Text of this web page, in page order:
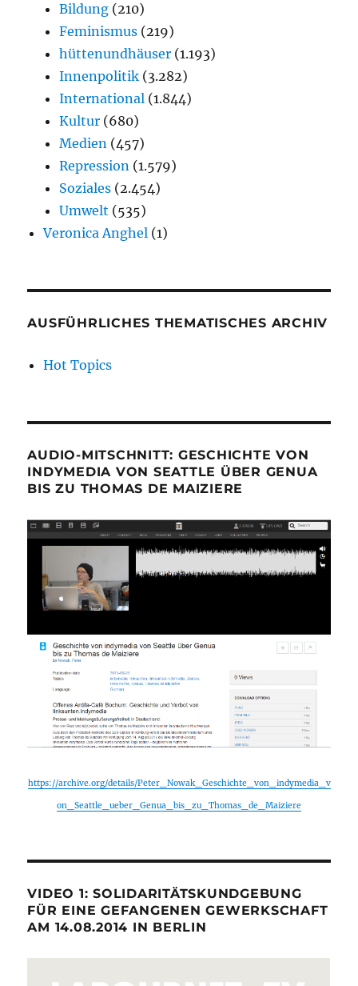
Bildung (210)
Feminismus (219)
hüttenundhäuser (1.193)
Innenpolitik (3.282)
International (1.844)
Kultur (680)
Medien (457)
Repression (1.579)
Soziales (2.454)
Umwelt (535)
Veronica Anghel (1)
AUSFÜHRLICHES THEMATISCHES ARCHIV
Hot Topics
AUDIO-MITSCHNITT: GESCHICHTE VON
INDYMEDIA VON SEATTLE ÜBER GENUA
BIS ZU THOMAS DE MAIZIERE
https://archive.org/details/Peter_Nowak_Geschichte_von_indymedia_v
on_Seattle_ueber_Genua_bis_zu_Thomas_de_Maiziere
VIDEO 1: SOLIDARITÄTSKUNDGEBUNG
FÜR EINE GEFANGENEN GEWERKSCHAFT
AM 14.08.2014 IN BERLIN